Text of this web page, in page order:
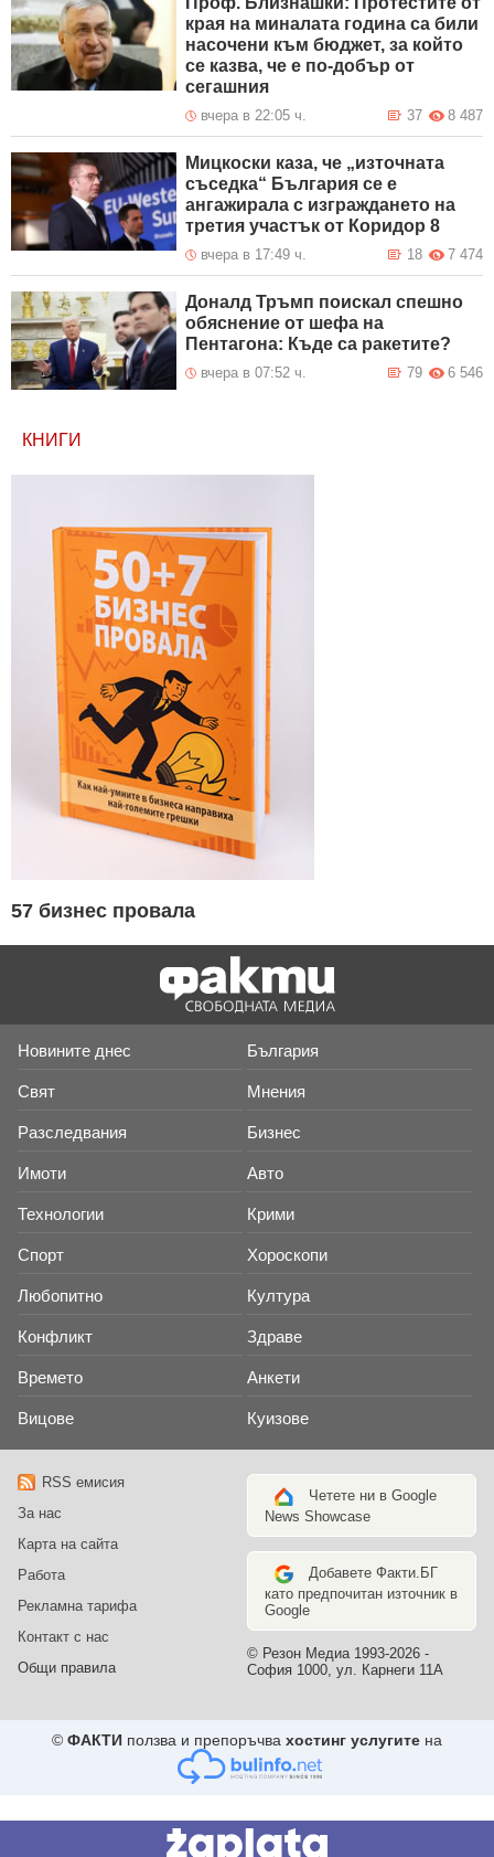
края на миналата година са били
насочени към бюджет, за който
се казва, че е по-добър от
сегашния
вчера в 22:05 ч. 8 487
37
Мицкоски каза, че „източната
съседка“ България се е
ангажирала с изграждането на
третия участък от Коридор 8
вчера в 17:49 ч. 7 474
18
Доналд Тръмп поискал спешно
обяснение от шефа на
Пентагона: Къде са ракетите?
вчера в 07:52 ч. 6 546
79
КНИГИ
57 бизнес провала
Новините днес България
Свят Мнения
Разследвания Бизнес
Имоти Авто
Технологии Крими
Спорт Хороскопи
Любопитно Култура
Конфликт Здраве
Времето Анкети
Вицове Куизове
RSS емисия
За нас
Карта на сайта
Работа
Рекламна тарифа
Контакт с нас
Общи правила
Четете ни в Google
News Showcase
Добавете Факти.БГ
като предпочитан източник в
Google
© Резон Медиа 1993-2026 -
София 1000, ул. Карнеги 11А
© ФАКТИ ползва и препоръчва хостинг услугите на